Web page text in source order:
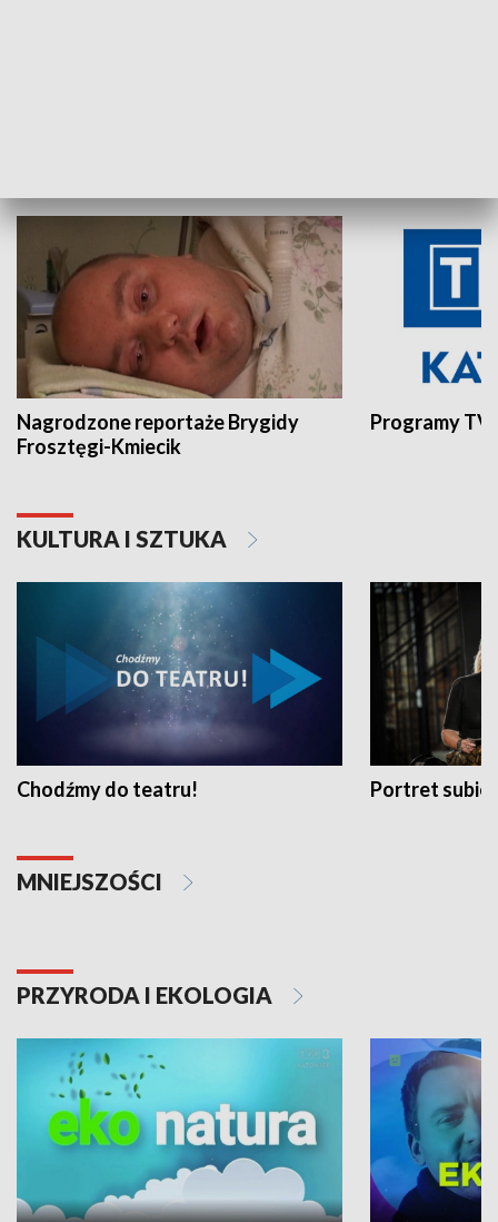
Nagrodzone reportaże Brygidy
Frosztęgi-Kmiecik
Programy
KULTURA I SZTUKA
Chodźmy do teatru! Portret
MNIEJSZOŚCI
PRZYRODA I EKOLOGIA